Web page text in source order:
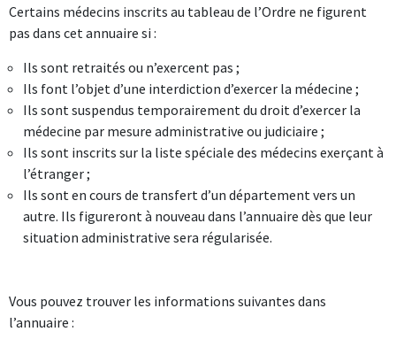
Certains médecins inscrits au tableau de l’Ordre ne figurent
pas dans cet annuaire si :
Ils sont retraités ou n’exercent pas ;
Ils font l’objet d’une interdiction d’exercer la médecine ;
Ils sont suspendus temporairement du droit d’exercer la
médecine par mesure administrative ou judiciaire ;
Ils sont inscrits sur la liste spéciale des médecins exerçant à
l’étranger ;
Ils sont en cours de transfert d’un département vers un
autre. Ils figureront à nouveau dans l’annuaire dès que leur
situation administrative sera régularisée.
Vous pouvez trouver les informations suivantes dans
l’annuaire :